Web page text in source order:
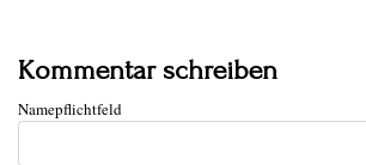
Kommentar schreiben
Namepflichtfeld